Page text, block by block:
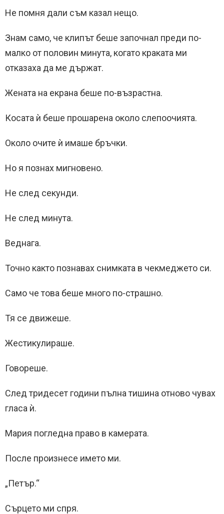
Не помня дали съм казал нещо.
Знам само, че клипът беше започнал преди по-
малко от половин минута, когато краката ми
отказаха да ме държат.
Жената на екрана беше по-възрастна.
Косата ѝ беше прошарена около слепоочията.
Около очите ѝ имаше бръчки.
Но я познах мигновено.
Не след секунди.
Не след минута.
Веднага.
Точно както познавах снимката в чекмеджето си.
Само че това беше много по-страшно.
Тя се движеше.
Жестикулираше.
Говореше.
След тридесет години пълна тишина отново чувах
гласа ѝ.
Мария погледна право в камерата.
После произнесе името ми.
„Петър.“
Сърцето ми спря.